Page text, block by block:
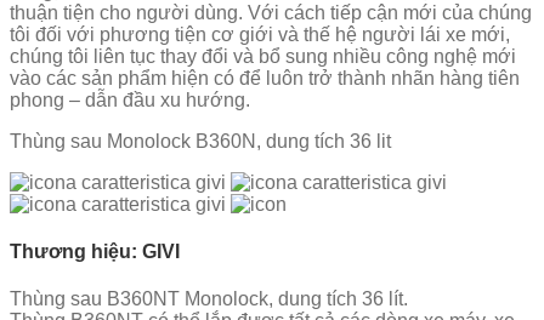
thuận tiện cho người dùng. Với cách tiếp cận mới của chúng
tôi đối với phương tiện cơ giới và thế hệ người lái xe mới,
chúng tôi liên tục thay đổi và bổ sung nhiều công nghệ mới
vào các sản phẩm hiện có để luôn trở thành nhãn hàng tiên
phong – dẫn đầu xu hướng.
Thùng sau Monolock B360N, dung tích 36 lit
Thương hiệu: GIVI
Thùng sau B360NT Monolock, dung tích 36 lít.